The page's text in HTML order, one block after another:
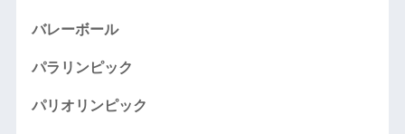
バレーボール
パラリンピック
パリオリンピック